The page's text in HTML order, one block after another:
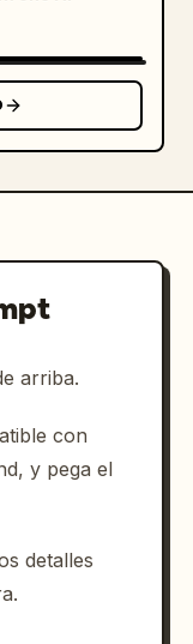
ven manos.
y
arriba.
con
y pega el
detalles